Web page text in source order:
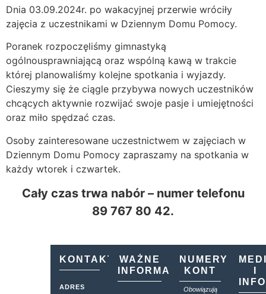
Dnia 03.09.2024r. po wakacyjnej przerwie wróciły
zajęcia z uczestnikami w Dziennym Domu Pomocy.
Poranek rozpoczęliśmy gimnastyką
ogólnousprawniającą oraz wspólną kawą w trakcie
której planowaliśmy kolejne spotkania i wyjazdy.
Cieszymy się że ciągle przybywa nowych uczestników
chcących aktywnie rozwijać swoje pasje i umiejętności
oraz miło spędzać czas.
Osoby zainteresowane uczestnictwem w zajęciach w
Dziennym Domu Pomocy zapraszamy na spotkania w
każdy wtorek i czwartek.
Cały czas trwa nabór – numer telefonu
89 767 80 42.
KONTAKT
ADRES
WAŻNE
INFORMACJE
NUMERY
KONT
Obowiązują